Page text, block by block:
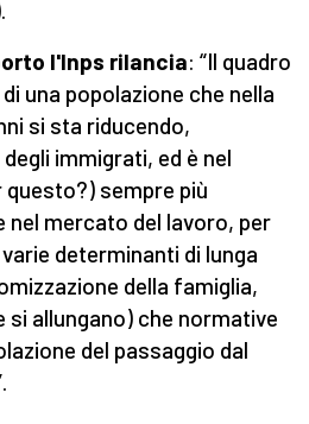
l'Inps rilancia: “Il quadro
una popolazione che nella
si sta riducendo,
immigrati, ed è nel
sempre più
mercato del lavoro, per
determinanti di lunga
della famiglia,
allungano) che normative
del passaggio dal